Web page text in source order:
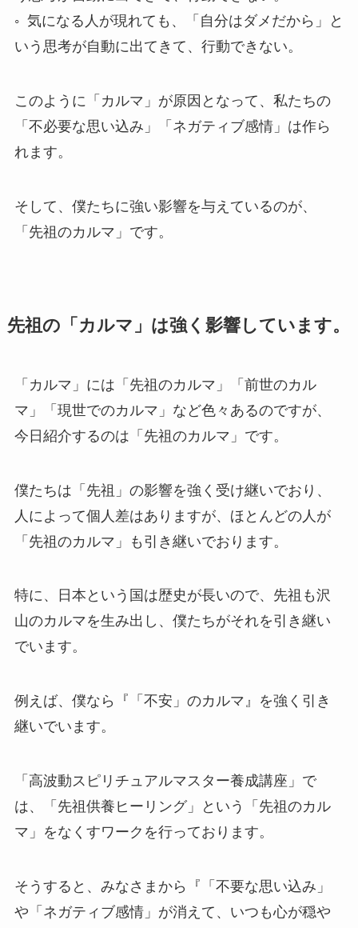
◦ 気になる人が現れても、「自分はダメだから」と
いう思考が自動に出てきて、行動できない。
このように「カルマ」が原因となって、私たちの
「不必要な思い込み」「ネガティブ感情」は作ら
れます。
そして、僕たちに強い影響を与えているのが、
「先祖のカルマ」です。
先祖の「カルマ」は強く影響しています。
「カルマ」には「先祖のカルマ」「前世のカル
マ」「現世でのカルマ」など色々あるのですが、
今日紹介するのは「先祖のカルマ」です。
僕たちは「先祖」の影響を強く受け継いでおり、
人によって個人差はありますが、ほとんどの人が
「先祖のカルマ」も引き継いでおります。
特に、日本という国は歴史が長いので、先祖も沢
山のカルマを生み出し、僕たちがそれを引き継い
でいます。
例えば、僕なら『「不安」のカルマ』を強く引き
継いでいます。
「高波動スピリチュアルマスター養成講座」で
は、「先祖供養ヒーリング」という「先祖のカル
マ」をなくすワークを行っております。
そうすると、みなさまから『「不要な思い込み」
や「ネガティブ感情」が消えて、いつも心が穏や